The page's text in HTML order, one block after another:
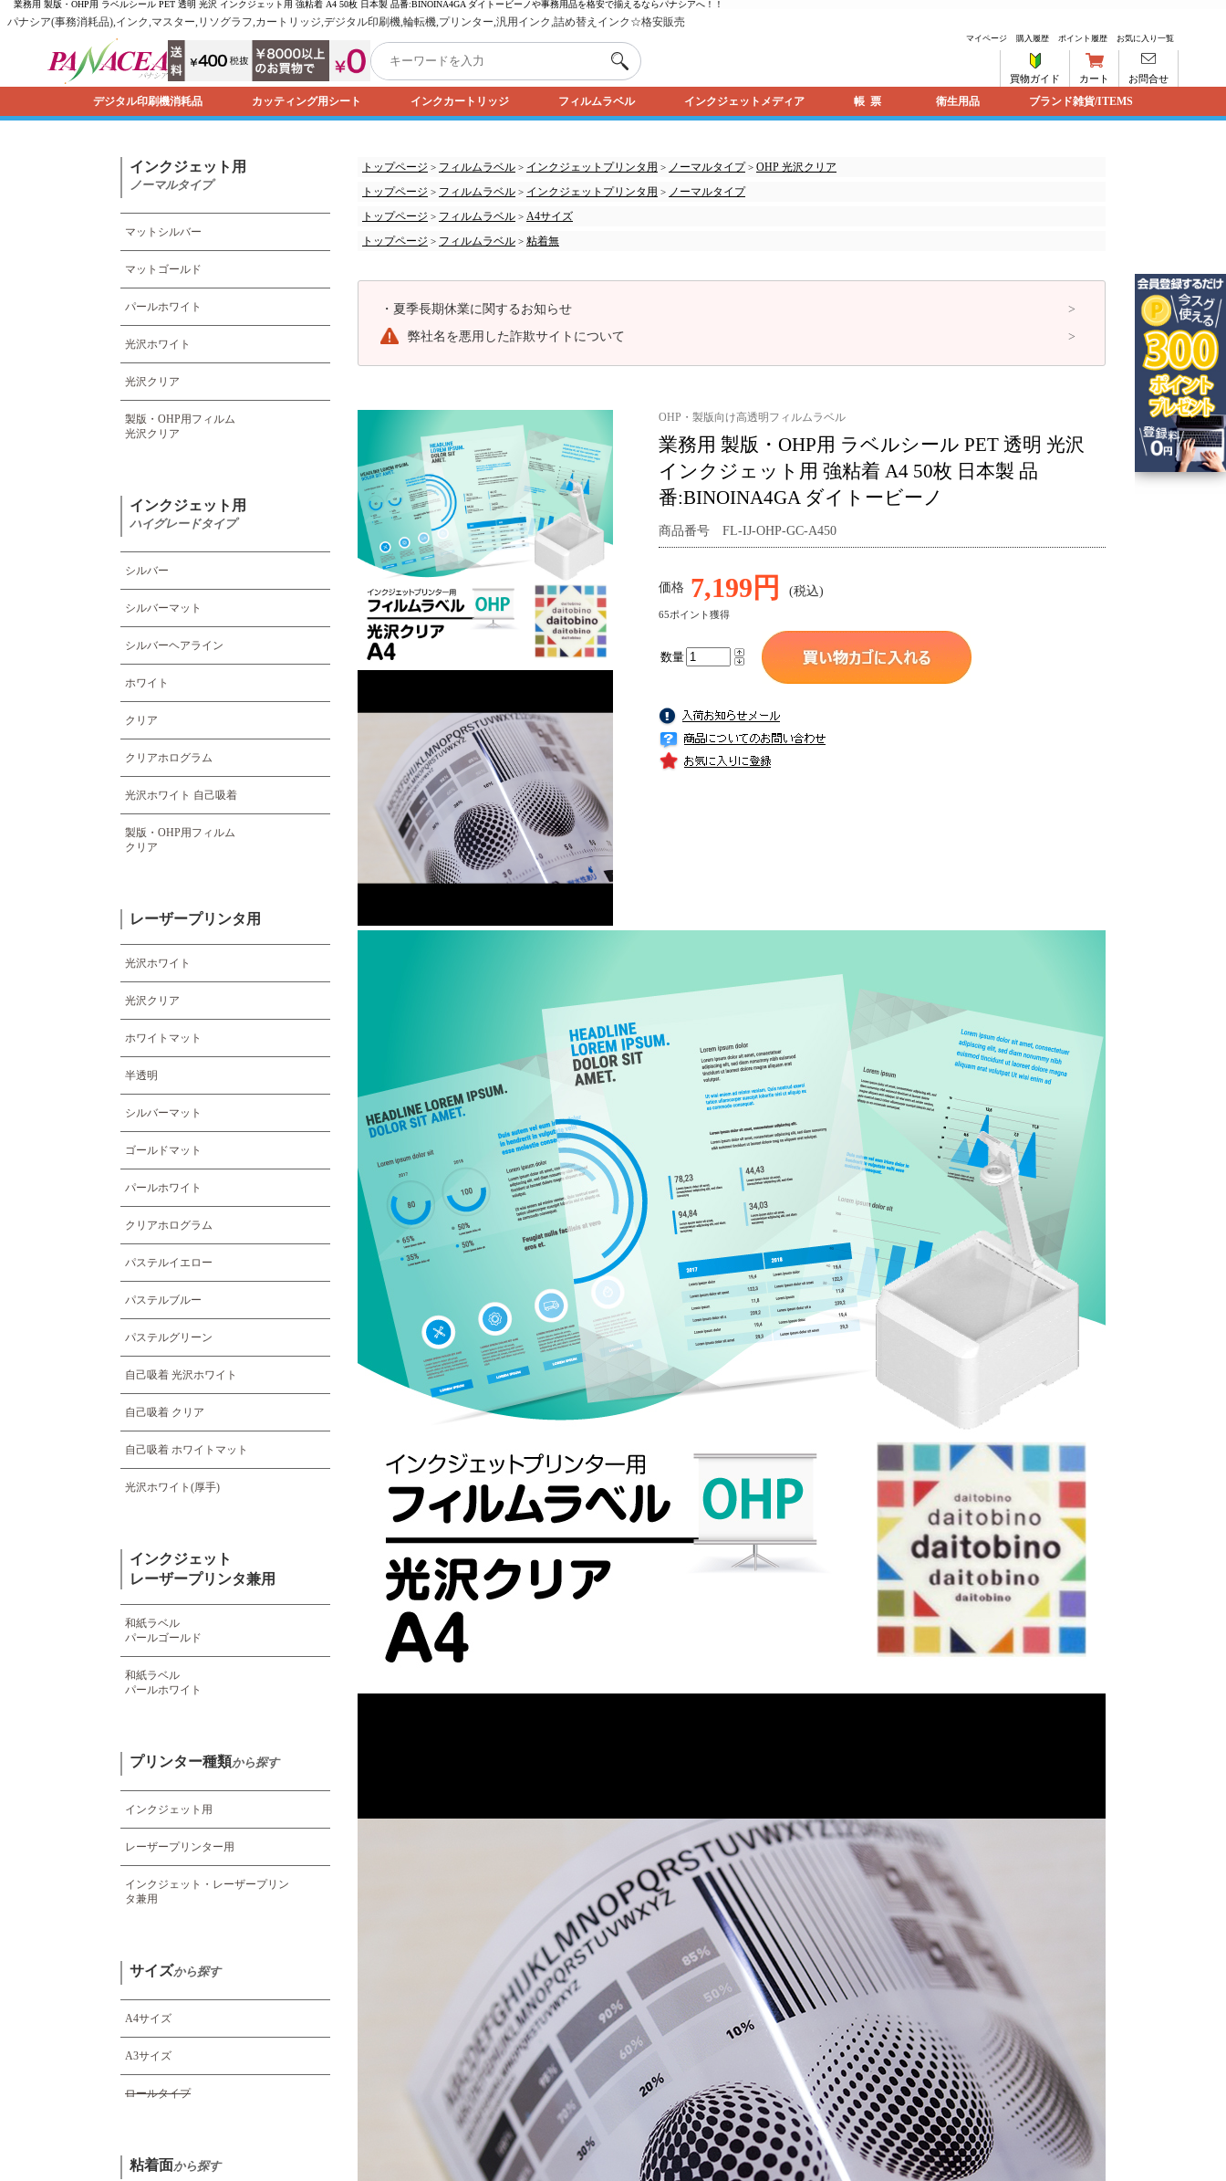
業務用 製版・OHP用 ラベルシール PET 透明 光沢 インクジェット用 強粘着 A4 50枚 日本製 品番:BINOINA4GA ダイトービーノや事務用品を格安で揃えるならパナシアへ！！
パナシア(事務消耗品),インク,マスター,リソグラフ,カートリッジ,デジタル印刷機,輪転機,プリンター,汎用インク,詰め替えインク☆格安販売
マイページ 購入履歴 ポイント履歴 お気に入り一覧
買物ガイド カート お問合せ
デジタル印刷機消耗品 カッティング用シート インクカートリッジ フィルムラベル インクジェットメディア 帳票 衛生用品 ブランド雑貨/ITEMS
インクジェット用
ノーマルタイプ
マットシルバー
マットゴールド
パールホワイト
光沢ホワイト
光沢クリア
製版・OHP用フィルム
光沢クリア
インクジェット用
ハイグレードタイプ
シルバー
シルバーマット
シルバーヘアライン
ホワイト
クリア
クリアホログラム
光沢ホワイト 自己吸着
製版・OHP用フィルム
クリア
レーザープリンタ用
光沢ホワイト
光沢クリア
ホワイトマット
半透明
シルバーマット
ゴールドマット
パールホワイト
クリアホログラム
パステルイエロー
パステルブルー
パステルグリーン
自己吸着 光沢ホワイト
自己吸着 クリア
自己吸着 ホワイトマット
光沢ホワイト(厚手)
インクジェット
レーザープリンタ兼用
和紙ラベル
パールゴールド
和紙ラベル
パールホワイト
プリンター種類から探す
インクジェット用
レーザープリンター用
インクジェット・レーザープリン
タ兼用
サイズから探す
A4サイズ
A3サイズ
ロールタイプ
粘着面から探す
トップページ > フィルムラベル > インクジェットプリンタ用 > ノーマルタイプ> OHP 光沢クリア
トップページ > フィルムラベル > インクジェットプリンタ用 > ノーマルタイプ
トップページ > フィルムラベル > A4サイズ
トップページ > フィルムラベル > 粘着無
・ 夏季長期休業に関するお知らせ
弊社名を悪用した詐欺サイトについて
OHP・製版向け高透明フィルムラベル
業務用 製版・OHP用 ラベルシール PET 透明 光沢
インクジェット用 強粘着 A4 50枚 日本製 品
番:BINOINA4GA ダイトービーノ
商品番号 FL-IJ-OHP-GC-A450
価格 7,199円 (税込)
65ポイント獲得
数量